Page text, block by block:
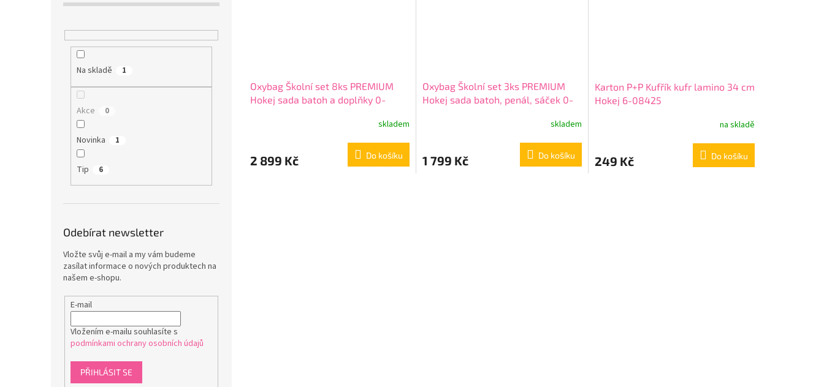
Na skladě 1
Akce 0
Novinka 1
Tip 6
Odebírat newsletter
Vložte svůj e-mail a my vám budeme
zasílat informace o nových produktech na
našem e-shopu.
E-mail
Vložením e-mailu souhlasíte s
podmínkami ochrany osobních údajů
PŘIHLÁSIT SE
Oxybag Školní set 8ks PREMIUM
Hokej sada batoh a doplňky 0-
skladem
2 899 Kč Do košíku
Oxybag Školní set 3ks PREMIUM
Hokej sada batoh, penál, sáček 0-
skladem
1 799 Kč Do košíku
Karton P+P Kufřík kufr lamino 34 cm
Hokej 6-08425
na skladě
249 Kč Do košíku